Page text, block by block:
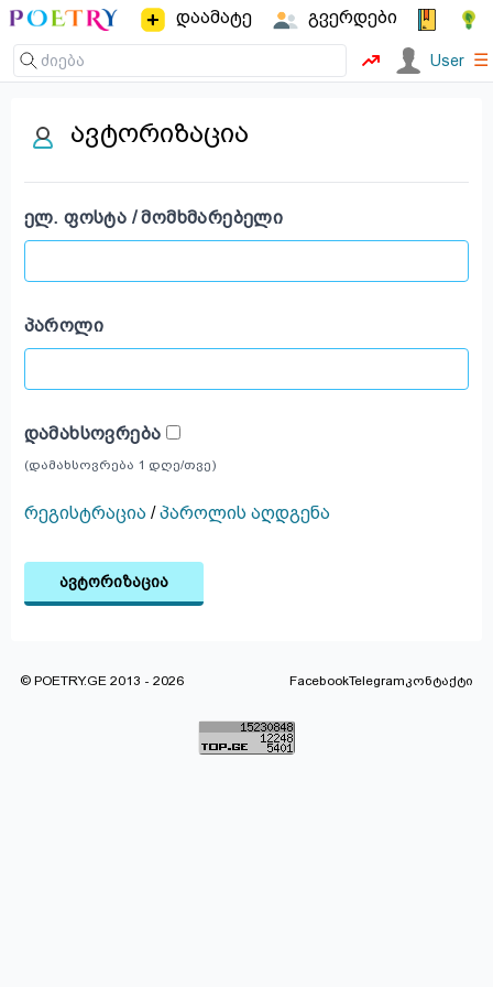
დაამატე გვერდები
User ☰
ავტორიზაცია
ᲔᲚ. ᲤᲝᲡᲢᲐ / ᲛᲝᲛᲮᲛᲐᲠᲔᲑᲔᲚᲘ
ᲞᲐᲠᲝᲚᲘ
ᲓᲐᲛᲐᲮᲡᲝᲕᲠᲔᲑᲐ
(დამახსოვრება 1 დღე/თვე)
რეგისტრაცია /პაროლის აღდგენა
ავტორიზაცია
© POETRY.GE 2013 - 2026 FacebookTelegramკონტაქტი